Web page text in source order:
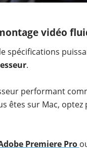
vidéo
spécifications
.
performant
êtes sur Mac, optez
Premiere Pro